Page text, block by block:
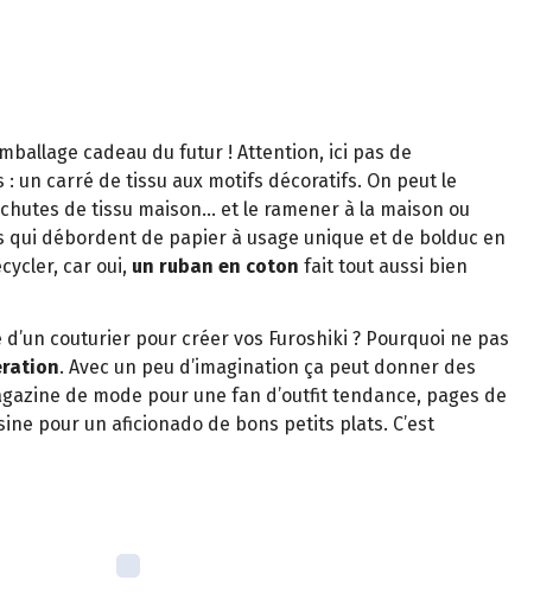
cadeau du futur ! Attention, ici pas de
un carré de tissu aux motifs décoratifs. On peut le
de tissu maison… et le ramener à la maison ou
qui débordent de papier à usage unique et de bolduc en
car oui, un ruban en coton fait tout aussi bien
d’un couturier pour créer vos Furoshiki ? Pourquoi ne pas
. Avec un peu d’imagination ça peut donner des
de mode pour une fan d’outfit tendance, pages de
pour un aficionado de bons petits plats. C’est